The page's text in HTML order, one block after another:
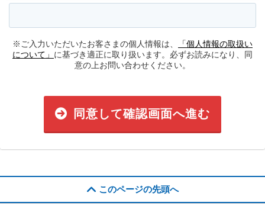
※ご入力いただいたお客さまの個人情報は、
「個人情報の取扱い
について」 に基づき適正に取り扱います。必ずお読みになり、同
意の上お問い合わせください。
同意して確認画面へ進む
このページの先頭へ